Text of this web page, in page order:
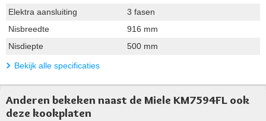
Elektra aansluiting
3 fasen
Nisbreedte
916 mm
Nisdiepte
500 mm
Bekijk alle specificaties
Anderen bekeken naast de Miele KM7594FL ook
deze kookplaten